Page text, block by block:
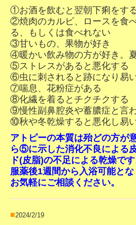
①お酒を飲むと翌朝下痢をす
②焼肉のカルビ、ロースを食
る、もしくは食べれない
③甘いもの、果物が好き
④暖かい飲み物の方が好き。
⑤ストレスがあると悪化する
⑥虫に刺されると跡になり易
⑦喘息、花粉症がある
⑧化繊を着るとチクチクする
⑨慢性副鼻腔炎や蓄膿症と言
⑩秋や冬乾燥すると悪化し易
アトピーの本質は殆どの方が
ら⑤に示した消化不良による
ド(皮脂)の不足による乾燥です
服薬後1週間から入浴可能とな
お気軽にご相談ください。
■2024/2/19